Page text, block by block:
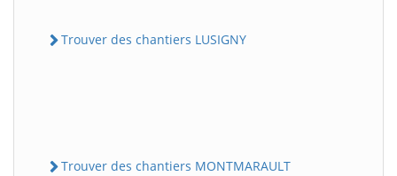
Trouver des chantiers LUSIGNY
Trouver des chantiers MONTMARAULT